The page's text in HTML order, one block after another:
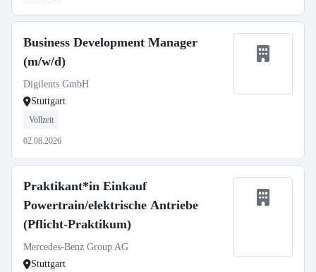
Business Development Manager
(m/w/d)
Digilents GmbH
Stuttgart
Vollzeit
02.08.2026
Praktikant*in Einkauf
Powertrain/elektrische Antriebe
(Pflicht-Praktikum)
Mercedes-Benz Group AG
Stuttgart